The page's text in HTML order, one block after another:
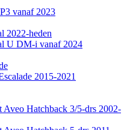
vanaf 2023
2022-heden
U DM-i vanaf 2024
2015-2021
Aveo Hatchback 3/5-drs 2002-